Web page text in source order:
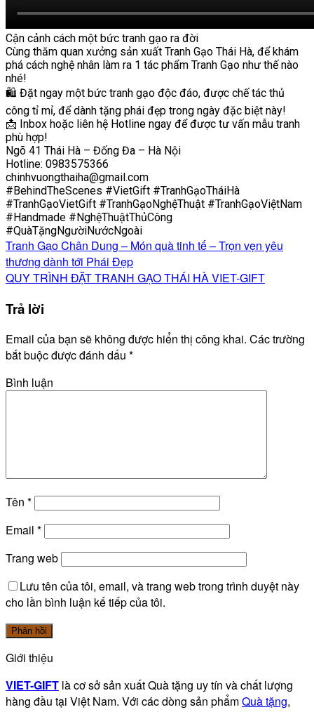
Cận cảnh cách một bức tranh gạo ra đời
Cùng thăm quan xưởng sản xuất Tranh Gạo Thái Hà, để khám
phá cách nghệ nhân làm ra 1 tác phẩm Tranh Gạo như thế nào
nhé!
🛍️ Đặt ngay một bức tranh gạo độc đáo, được chế tác thủ
công tỉ mỉ, để dành tặng phái đẹp trong ngày đặc biệt này!
📩 Inbox hoặc liên hệ Hotline ngay để được tư vấn mẫu tranh
phù hợp!
Ngõ 41 Thái Hà – Đống Đa – Hà Nội
Hotline: 0983575366
chinhvuongthaiha@gmail.com
#BehindTheScenes #VietGift #TranhGạoTháiHà
#TranhGạoVietGift #TranhGạoNghệThuật #TranhGạoViệtNam
#Handmade #NghệThuậtThủCông
#QuàTặngNgườiNướcNgoài
Tranh Gạo Chân Dung – Món quà tinh tế – Trọn vẹn yêu
thương dành tới Phái Đẹp
QUY TRÌNH ĐẶT TRANH GẠO THÁI HÀ VIET-GIFT
Trả lời
Email của bạn sẽ không được hiển thị công khai. Các trường
bắt buộc được đánh dấu *
Bình luận
Tên *
Email *
Trang web
Lưu tên của tôi, email, và trang web trong trình duyệt này
cho lần bình luận kế tiếp của tôi.
Giới thiệu
VIET-GIFT là cơ sở sản xuất Quà tặng uy tín và chất lượng
hàng đầu tại Việt Nam. Với các dòng sản phẩmQuà tặng,